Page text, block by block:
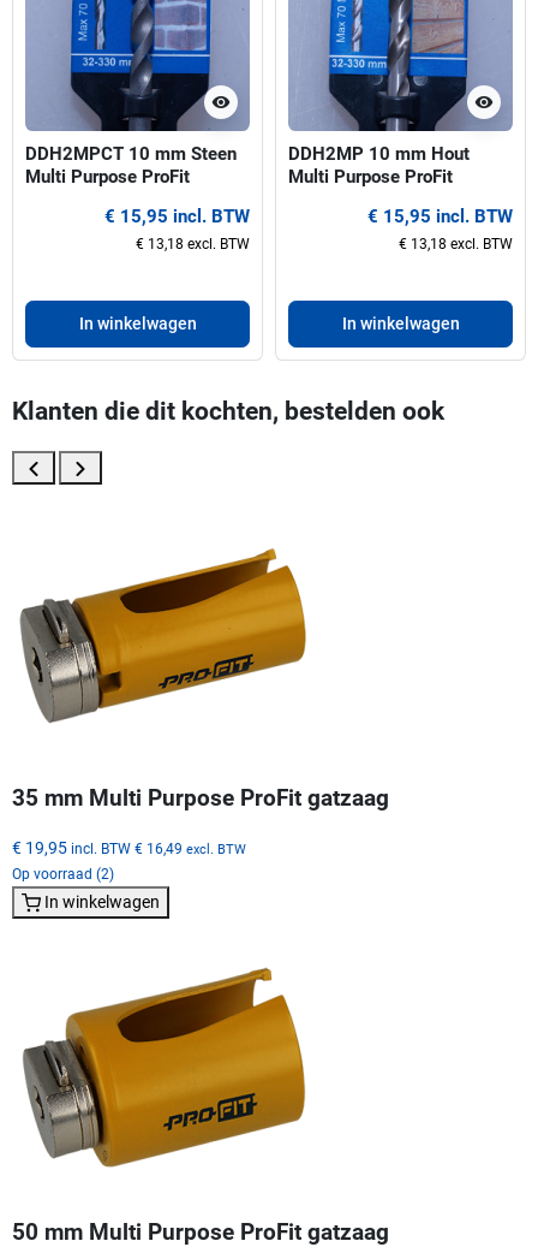
visibility
DDH2MPCT 10 mm Steen
Multi Purpose ProFit
32-330 mm€ 15,95 incl. BTW
€ 13,18 excl. BTW
In winkelwagen
visibility
DDH2MP 10 mm Hout
Multi Purpose ProFit
32-330 mm€ 15,95 incl. BTW
€ 13,18 excl. BTW
In winkelwagen
Klanten die dit kochten, bestelden ook
35 mm Multi Purpose ProFit gatzaag
€ 19,95 incl. BTW € 16,49 excl. BTW
Op voorraad (2)
In winkelwagen
50 mm Multi Purpose ProFit gatzaag